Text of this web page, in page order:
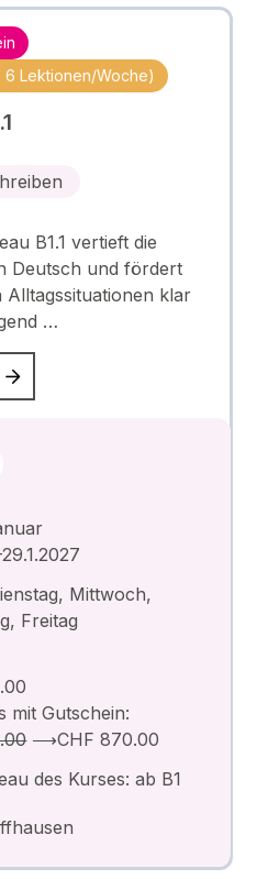
6 Lektionen/Woche)
B1.1 vertieft die
Deutsch und fördert
Alltagssituationen klar
…
Mittwoch,
Freitag
mit Gutschein:
⟶CHF 870.00
des Kurses: ab B1